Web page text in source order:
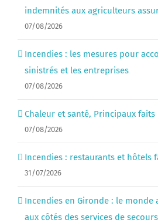
indemnités aux agriculteurs
07/08/2026
Incendies : les mesures pour
sinistrés et les entreprises
07/08/2026
Chaleur et santé, Principaux faits
07/08/2026
Incendies : restaurants et hôtels
31/07/2026
Incendies en Gironde : le monde
aux côtés des services de secours